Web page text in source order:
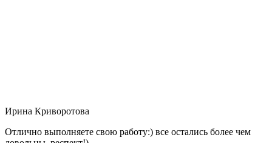
Ирина Криворотова
Отлично выполняете свою работу:) все остались более чем